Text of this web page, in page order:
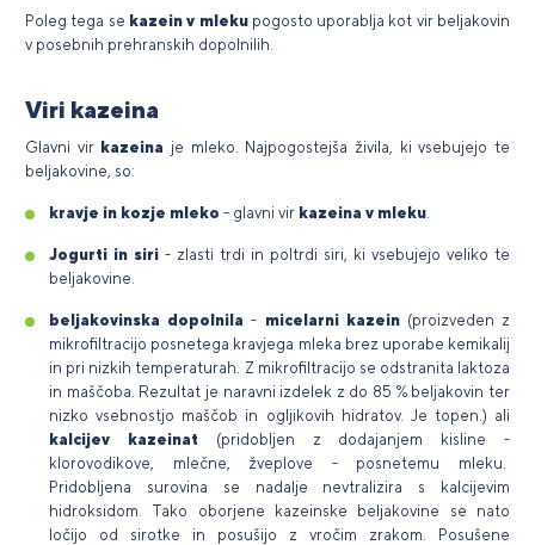
Poleg tega se kazein v mleku pogosto uporablja kot vir beljakovin
v posebnih prehranskih dopolnilih.
Viri kazeina
Glavni vir kazeina je mleko. Najpogostejša živila, ki vsebujejo te
beljakovine, so:
kravje in kozje mleko - glavni vir kazeina v mleku.
Jogurti in siri - zlasti trdi in poltrdi siri, ki vsebujejo veliko te
beljakovine.
beljakovinska dopolnila- micelarni kazein (proizveden z
mikrofiltracijo posnetega kravjega mleka brez uporabe kemikalij
in pri nizkih temperaturah. Z mikrofiltracijo se odstranita laktoza
in maščoba. Rezultat je naravni izdelek z do 85 % beljakovin ter
nizko vsebnostjo maščob in ogljikovih hidratov. Je topen.) ali
kalcijev kazeinat (pridobljen z dodajanjem kisline -
klorovodikove, mlečne, žveplove - posnetemu mleku.
Pridobljena surovina se nadalje nevtralizira s kalcijevim
hidroksidom. Tako oborjene kazeinske beljakovine se nato
ločijo od sirotke in posušijo z vročim zrakom. Posušene